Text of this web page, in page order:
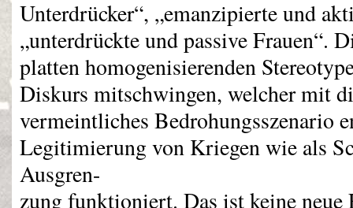
Unterdrücker“, „emanzipierte und
„unterdrückte und passive Frauen“.
platten homogenisierenden
Diskurs mitschwingen, welcher mit
vermeintliches Bedrohungsszenario
Legitimierung von Kriegen wie als
Ausgren-
zung funktioniert. Das ist keine neue